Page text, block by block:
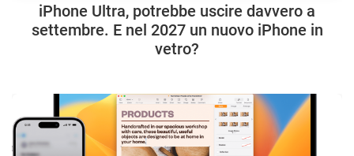
iPhone Ultra, potrebbe uscire davvero a
settembre. E nel 2027 un nuovo iPhone in
vetro?